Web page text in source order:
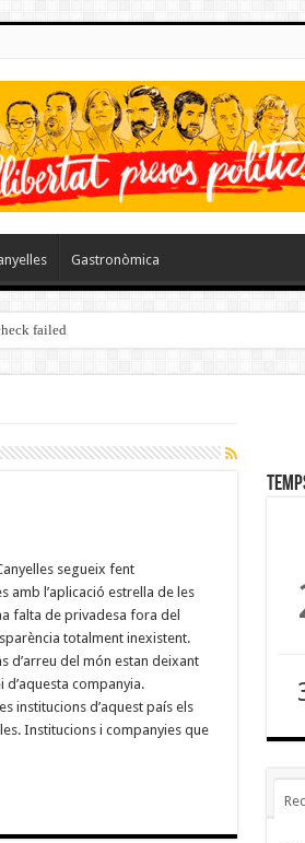
Gastronòmica
failed
segueix fent
amb l’aplicació estrella de les
falta de privadesa fora del
totalment inexistent.
d’arreu del món estan deixant
d’aquesta companyia.
institucions d’aquest país els
Institucions i companyies que